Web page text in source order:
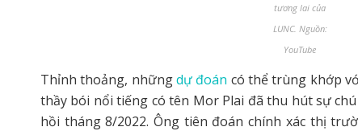
tương lai của
LUNC. Nguồn:
YouTube
Thỉnh thoảng, nhữngdự đoán có thể trùng khớp
thầy bói nổi tiếng có tên Mor Plai đã thu hút sự
hồi tháng 8/2022. Ông tiên đoán chính xác thị